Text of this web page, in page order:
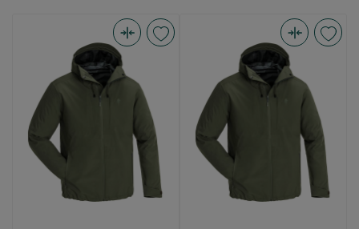
Abisko/Telluz
Jacket
Mossgreen
(Bild
Abisko/Telluz
Jacket
Mossgreen
(Bild